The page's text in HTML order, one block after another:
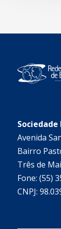
Avenida
Bairro
Três de
Fone: (55)
CNPJ: